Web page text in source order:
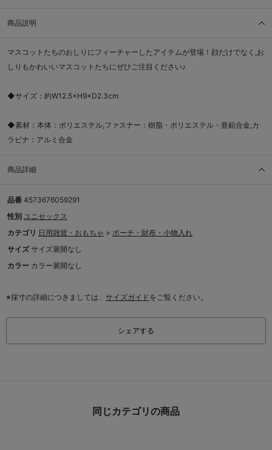
商品説明
マスコットたちのおしりにフィーチャーしたアイテムが登場！顔だけでなく,お
しりもかわいいマスコットたちにぜひご注目ください♪
◆サイズ：約W12.5×H9×D2.3cm
◆素材：本体：ポリエステル,ファスナー：樹脂・ポリエステル・亜鉛合金,カ
ラビナ：アルミ合金
商品詳細
品番 4573676059291
性別 ユニセックス
カテゴリ 日用雑貨・おもちゃ > ポーチ・財布・小物入れ
サイズ サイズ展開なし
カラー カラー展開なし
※採寸の詳細につきましては、 サイズガイドをご覧ください。
シェアする
同じカテゴリの商品